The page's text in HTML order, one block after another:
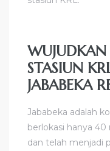
STASIUN
JABABEKA
Jababeka adalah
berlokasi hanya
dan telah menjadi